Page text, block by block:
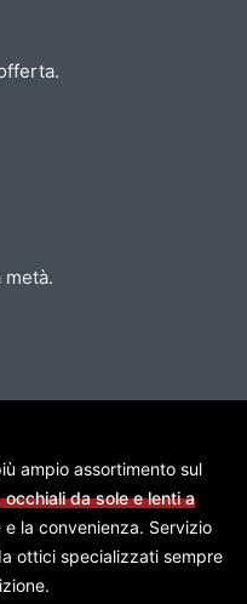
ampio assortimento sul
da sole e lenti a
la convenienza. Servizio
ottici specializzati sempre